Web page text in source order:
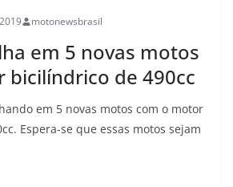
motonewsbrasil
em 5 novas motos
bicilíndrico de 490cc
em 5 novas motos com o motor
Espera-se que essas motos sejam